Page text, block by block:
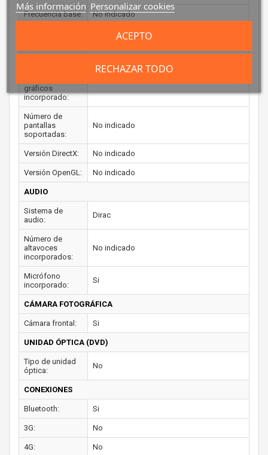
Frecuencia base: No indicado
No indicado
gráficos
incorporado:
Número de
pantallas
soportadas:
No indicado
Versión DirectX: No indicado
Versión OpenGL: No indicado
AUDIO
Sistema de
audio:
Dirac
Número de
altavoces
incorporados:
No indicado
Micrófono
incorporado:
Si
CÁMARA FOTOGRÁFICA
Cámara frontal: Si
UNIDAD ÓPTICA (DVD)
Tipo de unidad
óptica:
No
CONEXIONES
Bluetooth: Si
3G: No
4G: No
Más información Personalizar cookies
RECHAZAR TODO
ACEPTO